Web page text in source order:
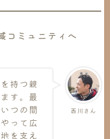
コミュニティへ
西川さん
持つ親
す。最
つの間
って広
を支え